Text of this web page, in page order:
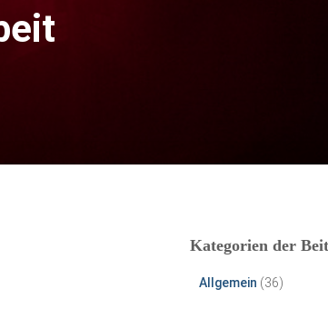
Kategorien der
Allgemein (36)